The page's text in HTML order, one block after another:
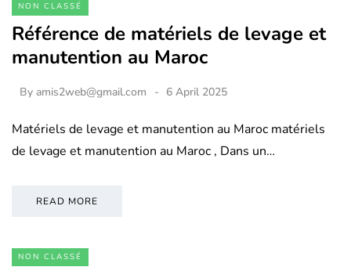
NON CLASSÉ
Référence de matériels de levage et
manutention au Maroc
By amis2web@gmail.com 6 April 2025
Matériels de levage et manutention au Maroc matériels
de levage et manutention au Maroc , Dans un…
READ MORE
NON CLASSÉ